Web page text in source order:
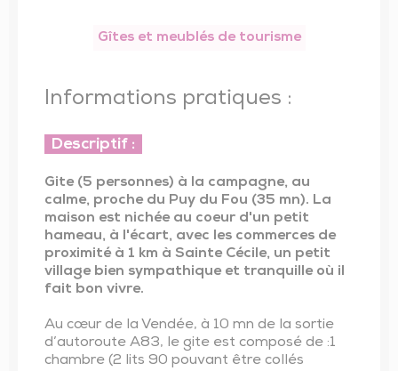
Gîtes et meublés de tourisme
Informations pratiques :
Descriptif :
Gite (5 personnes) à la campagne, au
calme, proche du Puy du Fou (35 mn). La
maison est nichée au coeur d'un petit
hameau, à l'écart, avec les commerces de
proximité à 1 km à Sainte Cécile, un petit
village bien sympathique et tranquille où il
fait bon vivre.
Au cœur de la Vendée, à 10 mn de la sortie
d’autoroute A83, le gite est composé de :1
chambre (2 lits 90 pouvant être collés